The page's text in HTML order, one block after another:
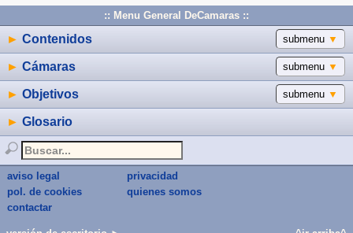
:: Menu General DeCamaras ::
submenu ▼
► Contenidos
submenu ▼
► Cámaras
submenu ▼
► Objetivos
► Glosario
aviso legal
privacidad
pol. de cookies
quienes somos
contactar